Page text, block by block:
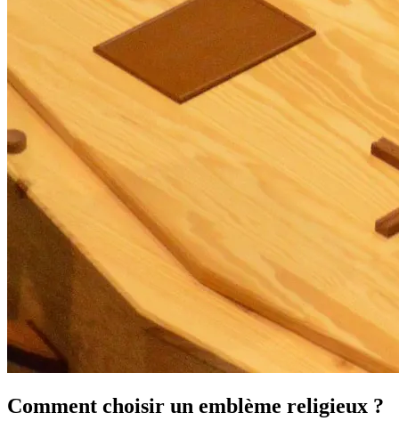
Comment choisir un emblème religieux ?